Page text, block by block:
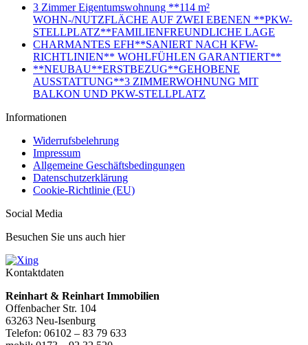
3 Zimmer Eigentumswohnung **114 m²
WOHN-/NUTZFLÄCHE AUF ZWEI EBENEN **PKW-
STELLPLATZ**FAMILIENFREUNDLICHE LAGE
CHARMANTES EFH**SANIERT NACH KFW-
RICHTLINIEN** WOHLFÜHLEN GARANTIERT**
**NEUBAU**ERSTBEZUG**GEHOBENE
AUSSTATTUNG**3 ZIMMERWOHNUNG MIT
BALKON UND PKW-STELLPLATZ
Informationen
Widerrufsbelehrung
Impressum
Allgemeine Geschäftsbedingungen
Datenschutzerklärung
Cookie-Richtlinie (EU)
Social Media
Besuchen Sie uns auch hier
Kontaktdaten
Reinhart & Reinhart Immobilien
Offenbacher Str. 104
63263 Neu-Isenburg
Telefon: 06102 – 83 79 633